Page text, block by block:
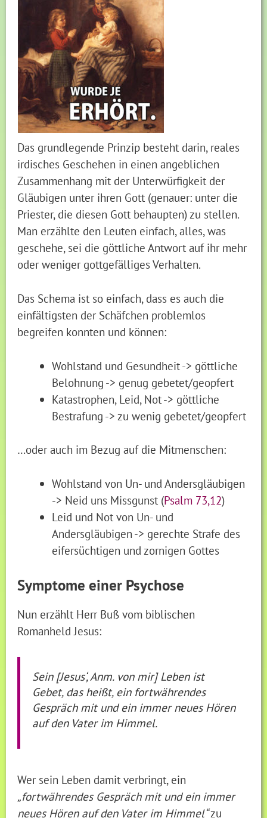
Das grundlegende Prinzip besteht darin, reales
irdisches Geschehen in einen angeblichen
Zusammenhang mit der Unterwürfigkeit der
Gläubigen unter ihren Gott (genauer: unter die
Priester, die diesen Gott behaupten) zu stellen.
Man erzählte den Leuten einfach, alles, was
geschehe, sei die göttliche Antwort auf ihr mehr
oder weniger gottgefälliges Verhalten.
Das Schema ist so einfach, dass es auch die
einfältigsten der Schäfchen problemlos
begreifen konnten und können:
Wohlstand und Gesundheit -> göttliche
Belohnung -> genug gebetet/geopfert
Katastrophen, Leid, Not -> göttliche
Bestrafung -> zu wenig gebetet/geopfert
…oder auch im Bezug auf die Mitmenschen:
Wohlstand von Un- und Andersgläubigen
-> Neid uns Missgunst (Psalm 73,12)
Leid und Not von Un- und
Andersgläubigen -> gerechte Strafe des
eifersüchtigen und zornigen Gottes
Symptome einer Psychose
Nun erzählt Herr Buß vom biblischen
Romanheld Jesus:
Sein [Jesus‘, Anm. von mir] Leben ist
Gebet, das heißt, ein fortwährendes
Gespräch mit und ein immer neues Hören
auf den Vater im Himmel.
Wer sein Leben damit verbringt, ein
„fortwährendes Gespräch mit und ein immer
neues Hören auf den Vater im Himmel“zu